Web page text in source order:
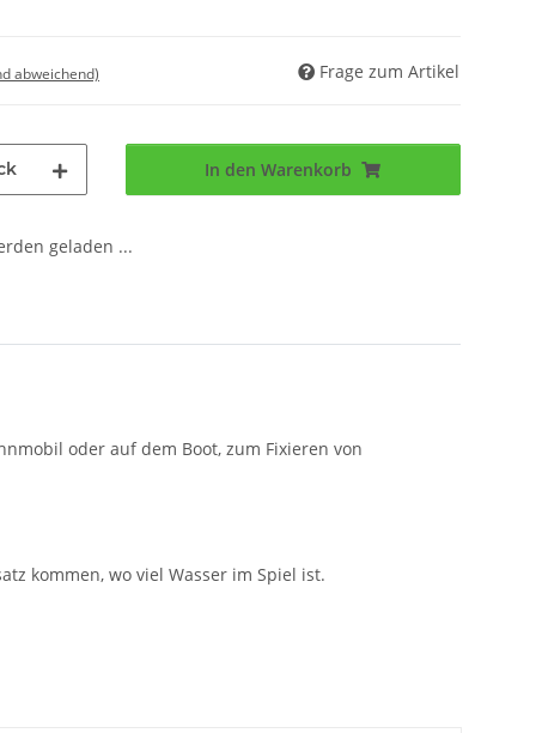
abweichend) Frage zum Artikel
In den Warenkorb
geladen ...
oder auf dem Boot, zum Fixieren von
kommen, wo viel Wasser im Spiel ist.